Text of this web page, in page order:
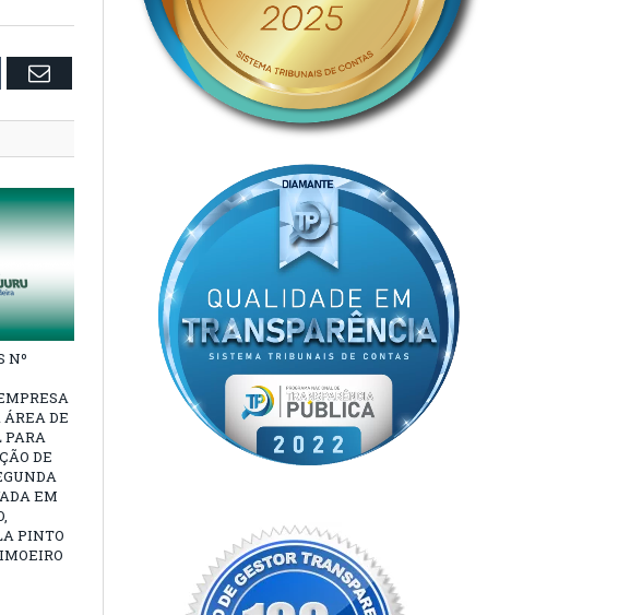
Email
Nº
DE
PARA
DE
EM
PINTO